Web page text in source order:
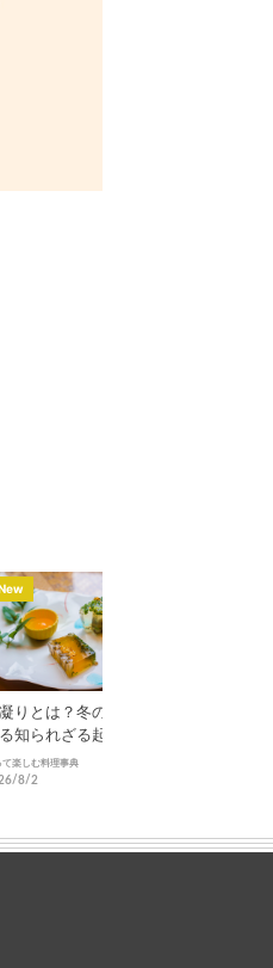
りとは？冬の季語が
知られざる起源と進
て楽しむ料理事典
8/2